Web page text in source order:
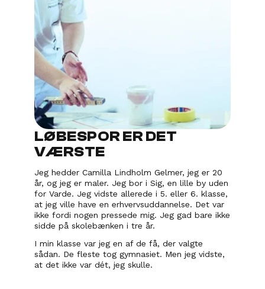
LØBESPOR ER DET
VÆRSTE
Jeg hedder Camilla Lindholm Gelmer, jeg er 20
år, og jeg er maler. Jeg bor i Sig, en lille by uden
for Varde. Jeg vidste allerede i 5. eller 6. klasse,
at jeg ville have en erhvervsuddannelse. Det var
ikke fordi nogen pressede mig. Jeg gad bare ikke
sidde på skolebænken i tre år.
I min klasse var jeg en af de få, der valgte
sådan. De fleste tog gymnasiet. Men jeg vidste,
at det ikke var dét, jeg skulle.